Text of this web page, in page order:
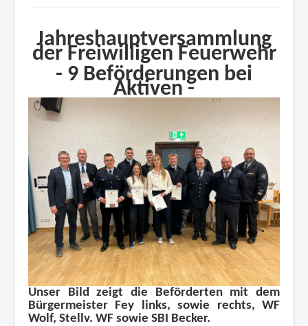
Fahrzeuge
Geschichte
Mitglied werden
Übungspläne
Impressum und Datenschutz
Jahreshauptversammlung
der Freiwilligen Feuerwehr
- 9 Beförderungen bei
Aktiven -
Unser Bild zeigt die Beförderten mit dem
Bürgermeister Fey links, sowie rechts, WF
Wolf, Stellv. WF sowie SBI Becker.